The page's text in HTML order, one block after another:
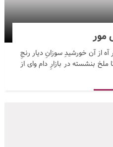
مور
از آن خورشیدِ سوزانِ دیار رنجِ
بنشسته در بازارِ دام وای از